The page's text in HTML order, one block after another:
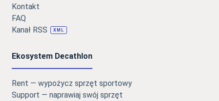
Kontakt
FAQ
Kanał RSS
XML
Ekosystem Decathlon
Rent — wypożycz sprzęt sportowy
Support — naprawiaj swój sprzęt